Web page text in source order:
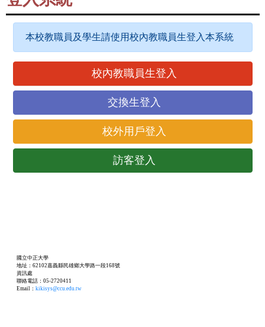
本校教職員及學生請使用校內教職員生登入本系統
校內教職員生登入
交換生登入
校外用戶登入
訪客登入
國立中正大學
地址：62102嘉義縣民雄鄉大學路一段168號
資訊處
聯絡電話：05-2720411
Email： kikisys@ccu.edu.tw